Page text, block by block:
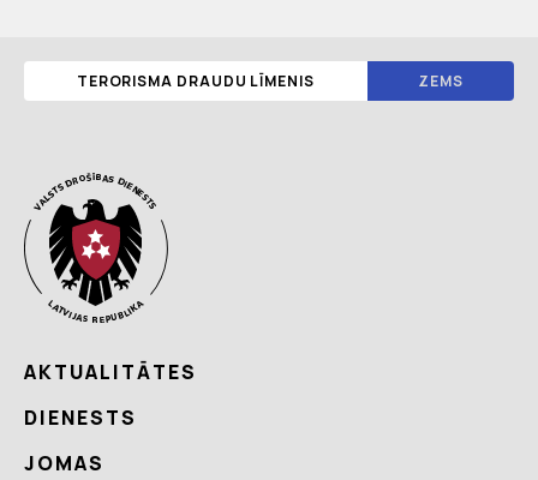
TERORISMA DRAUDU LĪMENIS ZEMS
AKTUALITĀTES
DIENESTS
JOMAS